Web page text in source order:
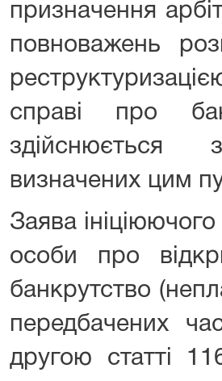
призначення
повноважень
справі про
здійснюється
визначених цим
Заява
особи про
банкрутство
передбачених
другою статті